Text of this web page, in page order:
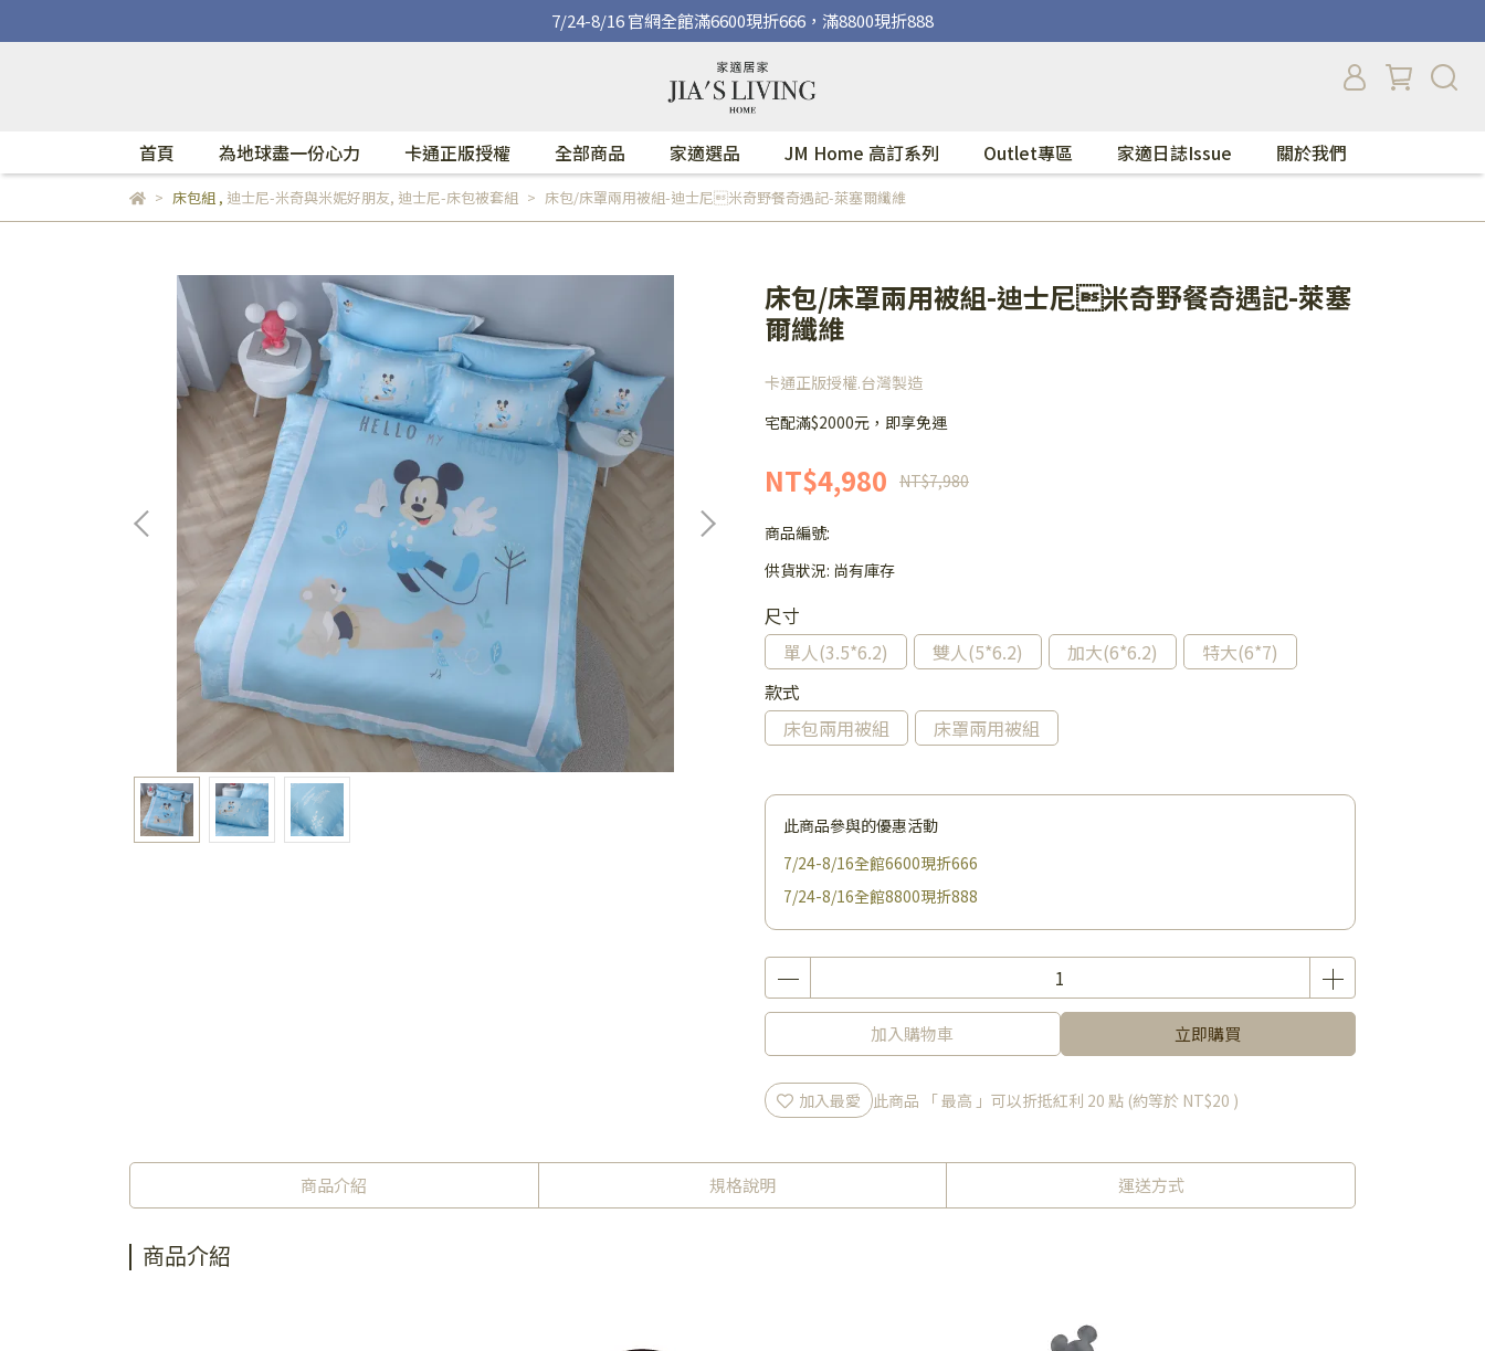
7/24-8/16 官網全館滿6600現折666，滿8800現折888
首頁 為地球盡一份心力 卡通正版授權 全部商品 家適選品 JM Home 高訂系列 Outlet專區 家適日誌Issue 關於我們
床包組, 迪士尼-米奇與米妮好朋友, 迪士尼-床包被套組 床包/床罩兩用被組-迪士尼米奇野餐奇遇記-萊塞爾纖維
床包/床罩兩用被組-迪士尼米奇野餐奇遇記-萊塞
爾纖維
卡通正版授權.台灣製造
宅配滿$2000元，即享免運
NT$4,980 NT$7,980
商品編號:
供貨狀況: 尚有庫存
尺寸
單人(3.5*6.2)
雙人(5*6.2) 加大(6*6.2)
特大(6*7)
款式
床包兩用被組
床罩兩用被組
此商品參與的優惠活動
7/24-8/16全館6600現折666
7/24-8/16全館8800現折888
加入購物車 立即購買
加入最愛 此商品 「 最高 」可以折抵紅利 20 點 (約等於 NT$20 )
商品介紹 規格說明 運送方式
商品介紹